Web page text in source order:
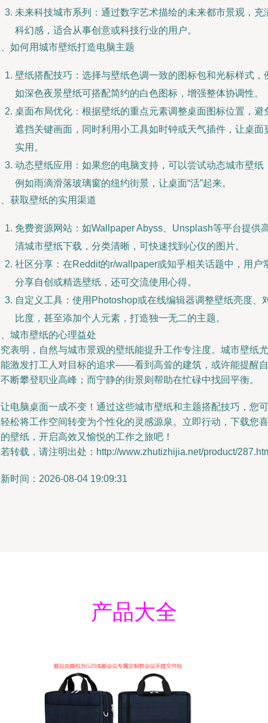
未来科技城市系列：通过数字艺术描绘的未来都市景观，充
科幻感，适合从事创意或科技行业的用户。
如何用城市壁纸打造电脑主题
壁纸搭配技巧：选择与壁纸色调一致的图标包和光标样式，
如深色夜景壁纸可搭配简约的白色图标，增强整体协调性。
桌面布局优化：根据壁纸的重点元素调整桌面图标位置，避
遮挡关键画面，同时利用小工具如时钟或天气插件，让桌面
实用。
动态壁纸应用：如果您的电脑支持，可以尝试动态城市壁纸
例如雨滴滑落玻璃窗的纽约街景，让桌面“活”起来。
获取壁纸的实用渠道
免费资源网站：如Wallpaper Abyss、Unsplash等平台提供
清城市壁纸下载，分类清晰，可快速找到心仪的图片。
社区分享：在Reddit的r/wallpaper或知乎相关话题中，用户
分享自创或精选壁纸，还可交流使用心得。
自定义工具：使用Photoshop或在线编辑器调整壁纸亮度、
比度，甚至添加个人元素，打造独一无二的主题。
城市壁纸的心理益处
表明，自然与城市景观的壁纸能提升工作专注度。城市壁纸尤
激发打工人对目标的追求——看到高耸的建筑，或许能提醒自
断攀登职业高峰；而宁静的街景则帮助在忙碌中找回平衡。
电脑桌面一成不变！通过这些城市壁纸和主题搭配技巧，您可
松将工作空间转变为个性化的灵感源泉。立即行动，下载您喜
壁纸，开启高效又愉悦的工作之旅吧！
转载，请注明出处：http://www.zhutizhijia.net/product/
时间：2026-08-04 19:09:31
产品大全